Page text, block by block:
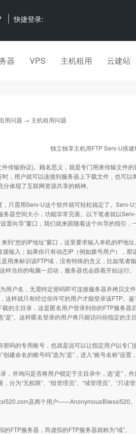
快捷登录:
器 VPS 主机租用 云建站
用问题 → 主机租用问题
独立独享主机用FTP Serv-U搭建
传输协议)。顾名思义，就是专门用来传输文件
，用户就可以连接到服务器上下载文件，也可
体现了互联网资源共享的精神。
只需用Serv-U这个软件就可轻松搞定了。Serv-
器空间大小，功能非常完善。以下笔者就以
置向导”窗口，我们就来跟随着这个向导的指引，
到“您的IP地址”窗口，这里要求输入本机的IP地址。
输入；如果你只有动态IP（例如拨号用户），那
用来标识该FTP域，没有特殊的含义，比如笔者输
样当你的电脑一启动，服务器也会跟着开始运行。
用户名，无需特定密码即可连接服务器并拷贝文
这样就只有经过你许可的用户才能登录该FTP。
的主目录，这是匿名用户登录到你的FTP服务
是”。这样匿名登录的用户将只能访问你指定的
码的专用账号，也就是说可以让指定用户以专
创建命名的账号吗”选为“是”，进入“账号名称”设
，并询问是否将用户锁定于主目录中，选“是”，
分为“无权限”、“组管理员”、“域管理员”、“只
及两个用户——Anonymous和wxxi520。
FTP服务器，而虚拟的FTP服务器就称为“域”。